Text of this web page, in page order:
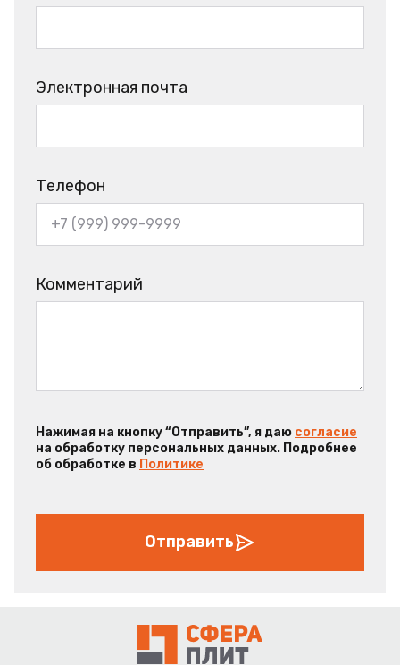
Электронная почта
Телефон
Комментарий
Нажимая на кнопку “Отправить”, я даю согласие
на обработку персональных данных. Подробнее
об обработке в Политике
Отправить